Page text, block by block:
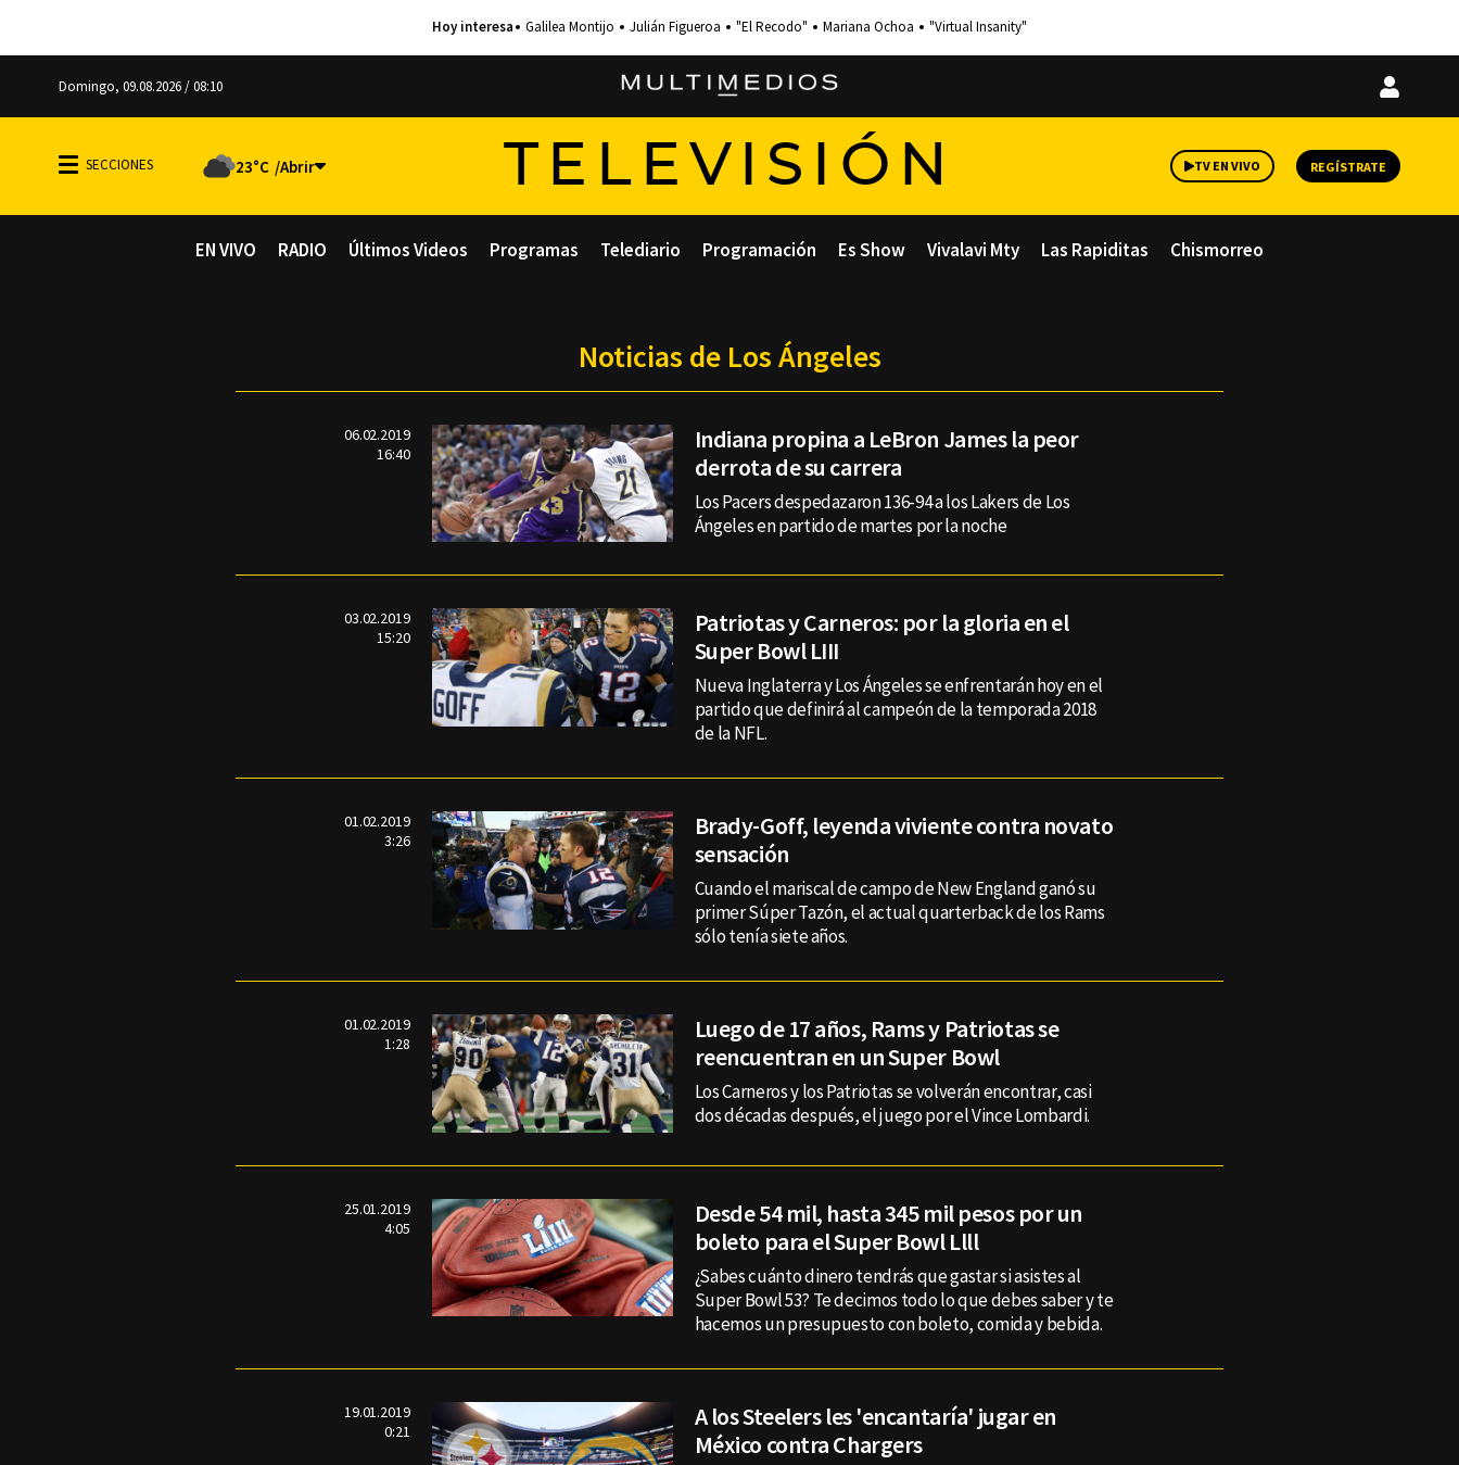
Galilea Montijo Julián Figueroa "El Recodo" Mariana Ochoa "Virtual Insanity"
Domingo, 09.08.2026 / 08:10
Iniciar
23°C TELEVISIÓN TV EN VIVO REGÍSTRATE
EN VIVO RADIO Últimos Videos Programas Telediario Programación Es Show Vivalavi Mty Las Rapiditas Chismorreo
Noticias de Los Ángeles
06.02.2019
16:40
Indiana propina a LeBron James la peor
derrota de su carrera
Los Pacers despedazaron 136-94 a los Lakers de Los
Ángeles en partido de martes por la noche
03.02.2019
15:20
Patriotas y Carneros: por la gloria en el
Super Bowl LIII
Nueva Inglaterra y Los Ángeles se enfrentarán hoy en el
partido que definirá al campeón de la temporada 2018
de la NFL.
01.02.2019
3:26
Brady-Goff, leyenda viviente contra novato
sensación
Cuando el mariscal de campo de New England ganó su
primer Súper Tazón, el actual quarterback de los Rams
sólo tenía siete años.
01.02.2019
1:28
Luego de 17 años, Rams y Patriotas se
reencuentran en un Super Bowl
Los Carneros y los Patriotas se volverán encontrar, casi
dos décadas después, el juego por el Vince Lombardi.
25.01.2019
4:05
Desde 54 mil, hasta 345 mil pesos por un
boleto para el Super Bowl Llll
¿Sabes cuánto dinero tendrás que gastar si asistes al
Super Bowl 53? Te decimos todo lo que debes saber y te
hacemos un presupuesto con boleto, comida y bebida.
19.01.2019
0:21
A los Steelers les 'encantaría' jugar en
México contra Chargers